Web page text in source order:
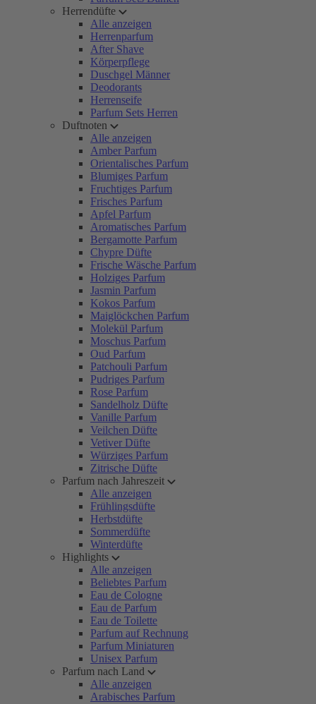
Herrendüfte
Alle anzeigen
Herrenparfum
After Shave
Körperpflege
Duschgel Männer
Deodorants
Herrenseife
Parfum Sets Herren
Duftnoten
Alle anzeigen
Amber Parfum
Orientalisches Parfum
Blumiges Parfum
Fruchtiges Parfum
Frisches Parfum
Apfel Parfum
Aromatisches Parfum
Bergamotte Parfum
Chypre Düfte
Frische Wäsche Parfum
Holziges Parfum
Jasmin Parfum
Kokos Parfum
Maiglöckchen Parfum
Molekül Parfum
Moschus Parfum
Oud Parfum
Patchouli Parfum
Pudriges Parfum
Rose Parfum
Sandelholz Düfte
Vanille Parfum
Veilchen Düfte
Vetiver Düfte
Würziges Parfum
Zitrische Düfte
Parfum nach Jahreszeit
Alle anzeigen
Frühlingsdüfte
Herbstdüfte
Sommerdüfte
Winterdüfte
Highlights
Alle anzeigen
Beliebtes Parfum
Eau de Cologne
Eau de Parfum
Eau de Toilette
Parfum auf Rechnung
Parfum Miniaturen
Unisex Parfum
Parfum nach Land
Alle anzeigen
Arabisches Parfum